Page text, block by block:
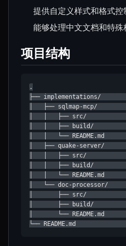
提供自定义样式和格式控
能够处理中文文档和特殊
项目结构
.
├── implementations/
│   ├── sqlmap-mcp/          #
│   │   ├── src/
│   │   ├── build/          #
│   │   └── README.md
│   ├── quake-server/        #
│   │   ├── src/
│   │   ├── build/          #
│   │   └── README.md
│   └── doc-processor/
│       ├── src/
│       ├── build/          #
│       └── README.md
└── README.md